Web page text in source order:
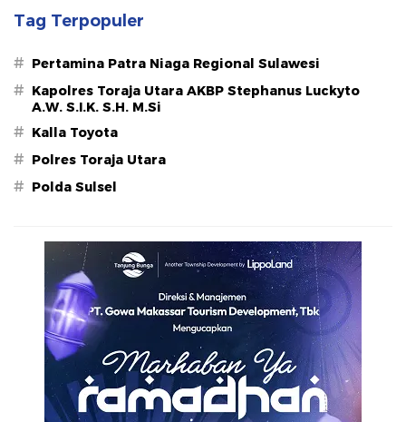
Tag Terpopuler
# Pertamina Patra Niaga Regional Sulawesi
# Kapolres Toraja Utara AKBP Stephanus Luckyto
A.W. S.I.K. S.H. M.Si
# Kalla Toyota
# Polres Toraja Utara
# Polda Sulsel